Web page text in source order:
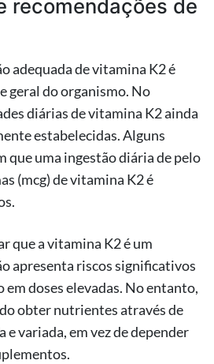
recomendações de
adequada de vitamina K2 é
geral do organismo. No
diárias de vitamina K2 ainda
estabelecidas. Alguns
que uma ingestão diária de pelo
(mcg) de vitamina K2 é
que a vitamina K2 é um
apresenta riscos significativos
em doses elevadas. No entanto,
obter nutrientes através de
variada, em vez de depender